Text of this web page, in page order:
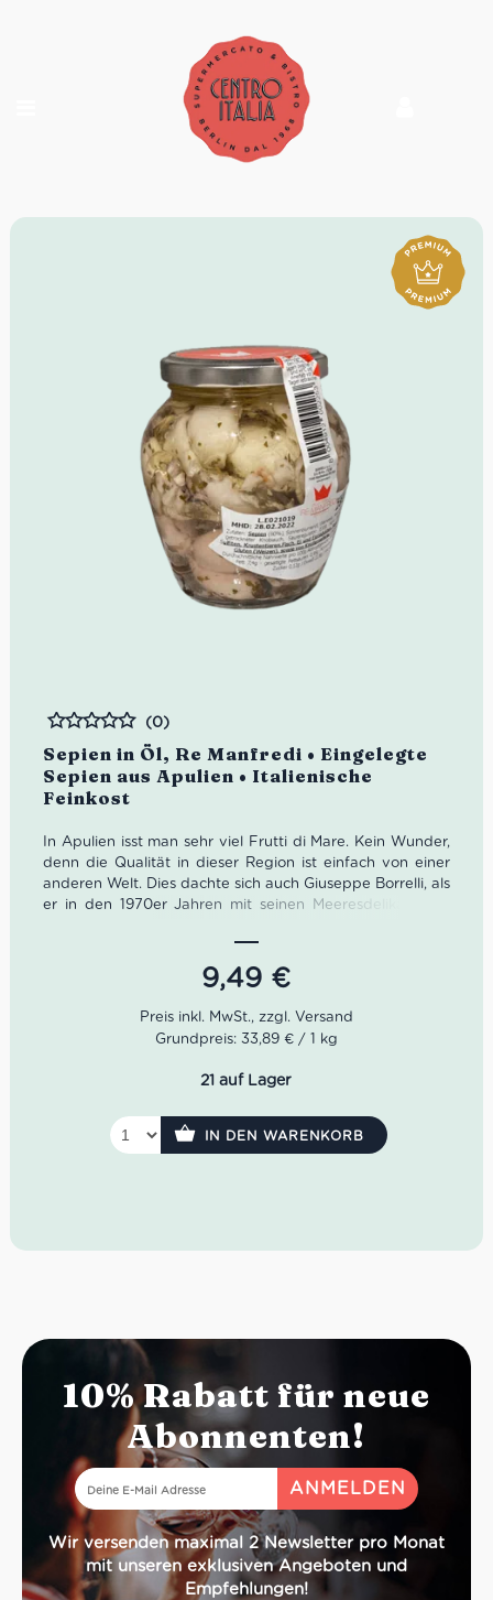
Sepien in Öl, Re Manfredi • Eingelegte
Sepien aus Apulien • Italienische
Feinkost
Bewertet
(0)
In Apulien isst man sehr viel Frutti di Mare. Kein Wunder,
denn die Qualität in dieser Region ist einfach von einer
anderen Welt. Dies dachte sich auch Giuseppe Borrelli, als
er in den 1970er Jahren mit seinen Meeresdelikatessen
Massino und Laura die Borrelli Srl. Das Sortiment umfasst
herrliche Spezialitäten wie diese fantastischen Sepien in
Nettogewicht: 280 g
9,49 €
Grundpreis: 33,89 € / 1 kg
21 auf Lager
IN DEN WARENKORB
10% Rabatt für neue
Abonnenten!
Wir versenden maximal 2 Newsletter pro Monat
mit unseren exklusiven Angeboten und
Empfehlungen!